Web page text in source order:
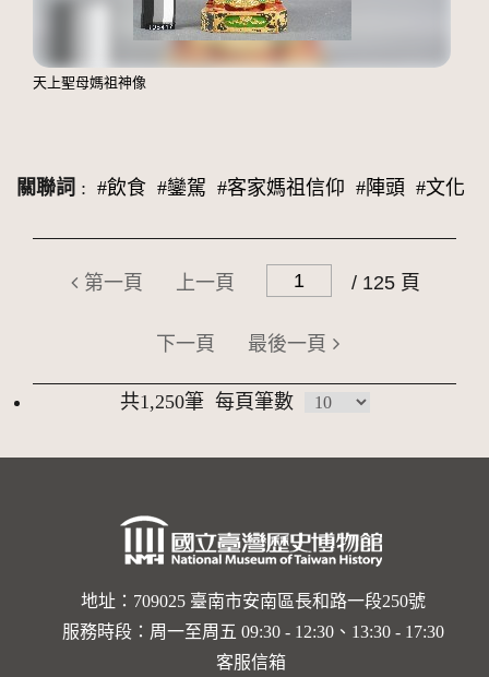
天上聖母媽祖神像
關聯詞 : #飲食 #鑾駕 #客家媽祖信仰 #陣頭 #文化
第一頁 上一頁 / 125 頁
下一頁 最後一頁
共1,250筆 每頁筆數
地址：709025 臺南市安南區長和路一段250號
服務時段：周一至周五 09:30 - 12:30、13:30 - 17:30
客服信箱